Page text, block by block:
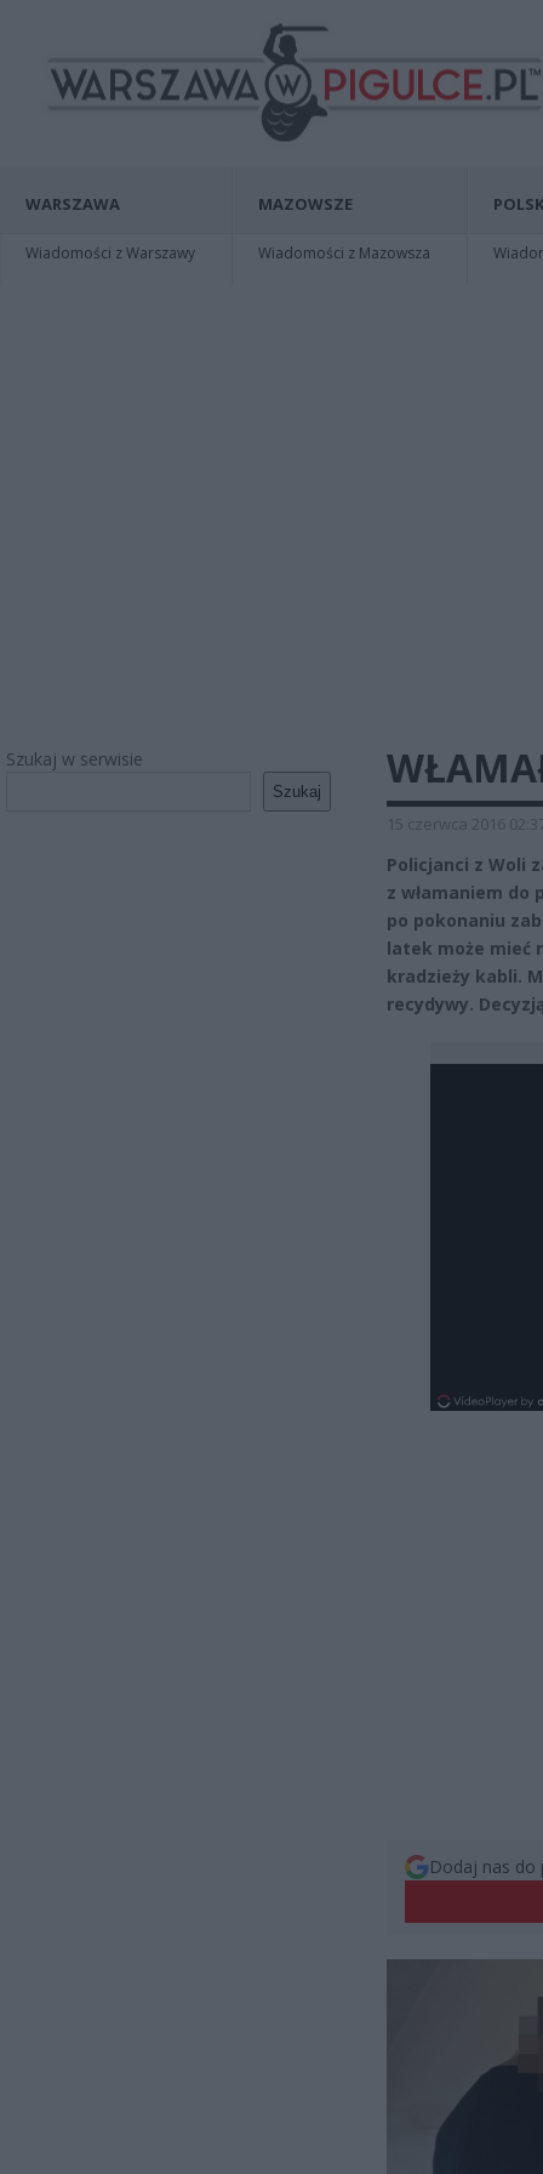
WARSZAWA
Wiadomości z Warszawy
MAZOWSZE
Wiadomości z Mazowsza
Szukaj w serwisie
Szukaj
15 czerwca 2016
Policjanci z Woli
z włamaniem do
po pokonaniu
latek może mieć
kradzieży kabli.
recydywy.
Dodaj nas do